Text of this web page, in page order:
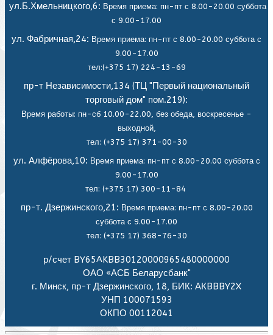
ул.Б.Хмельницкого,6: Время приема: пн-пт с 8.00-20.00 суббота
с 9.00-17.00
ул. Фабричная,24: Время приема: пн-пт с 8.00-20.00 суббота с
9.00-17.00
тел:(+375 17) 224-13-69
пр-т Независимости,134 (ТЦ "Первый национальный
торговый дом" пом.219):
Время работы: пн-сб 10.00-22.00, без обеда, воскресенье -
выходной,
тел: (+375 17) 371-00-30
ул. Алфёрова,10: Время приема: пн-пт с 8.00-20.00 суббота с
9.00-17.00
тел: (+375 17) 300-11-84
пр-т. Дзержинского,21: Время приема: пн-пт с 8.00-20.00
суббота с 9.00-17.00
тел: (+375 17) 368-76-30
р/счет BY65AKBB30120000965480000000
ОАО «АСБ Беларусбанк"
г. Минск, пр-т Дзержинского, 18, БИК: АКBBBY2X
УНП 100071593
ОКПО 00112041